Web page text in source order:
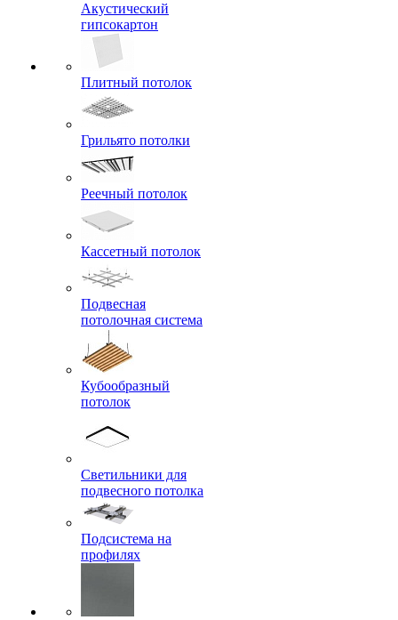
Акустический
гипсокартон
Плитный потолок
Грильято потолки
Реечный потолок
Кассетный потолок
Подвесная
потолочная система
Кубообразный
потолок
Светильники для
подвесного потолка
Подсистема на
профилях